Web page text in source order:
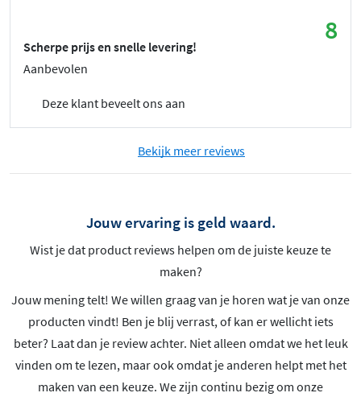
8
Scherpe prijs en snelle levering!
Aanbevolen
Deze klant beveelt ons aan
Bekijk meer reviews
Jouw ervaring is geld waard.
Wist je dat product reviews helpen om de juiste keuze te
maken?
Jouw mening telt! We willen graag van je horen wat je van onze
producten vindt! Ben je blij verrast, of kan er wellicht iets
beter? Laat dan je review achter. Niet alleen omdat we het leuk
vinden om te lezen, maar ook omdat je anderen helpt met het
maken van een keuze. We zijn continu bezig om onze